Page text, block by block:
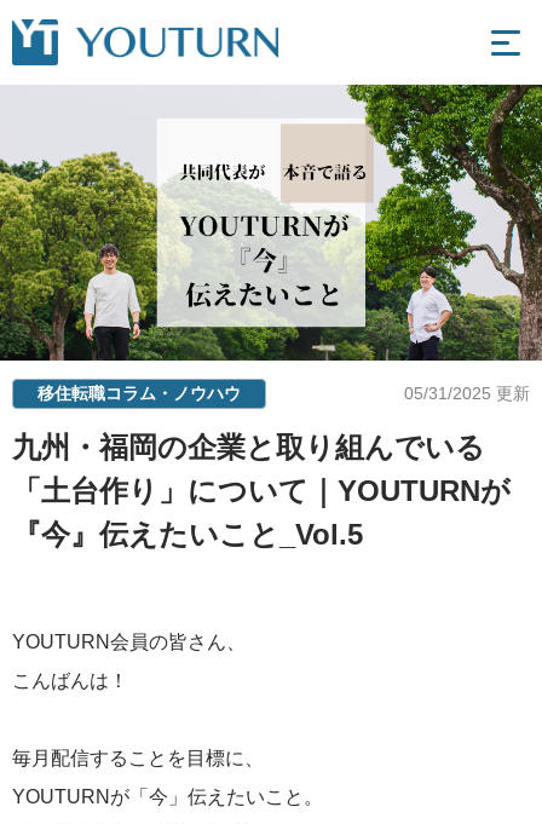
九州・福岡の企業と取り組んでいる
「土台作り」について｜YOUTURNが
『今』伝えたいこと_Vol.5
移住転職コラム・ノウハウ 05/31/2025 更新
YOUTURN会員の皆さん、
こんばんは！
毎月配信することを目標に、
YOUTURNが「今」伝えたいこと。